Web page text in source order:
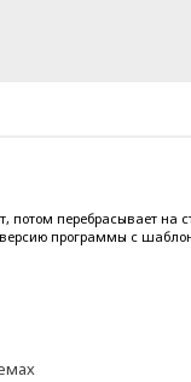
перебрасывает на
программы с